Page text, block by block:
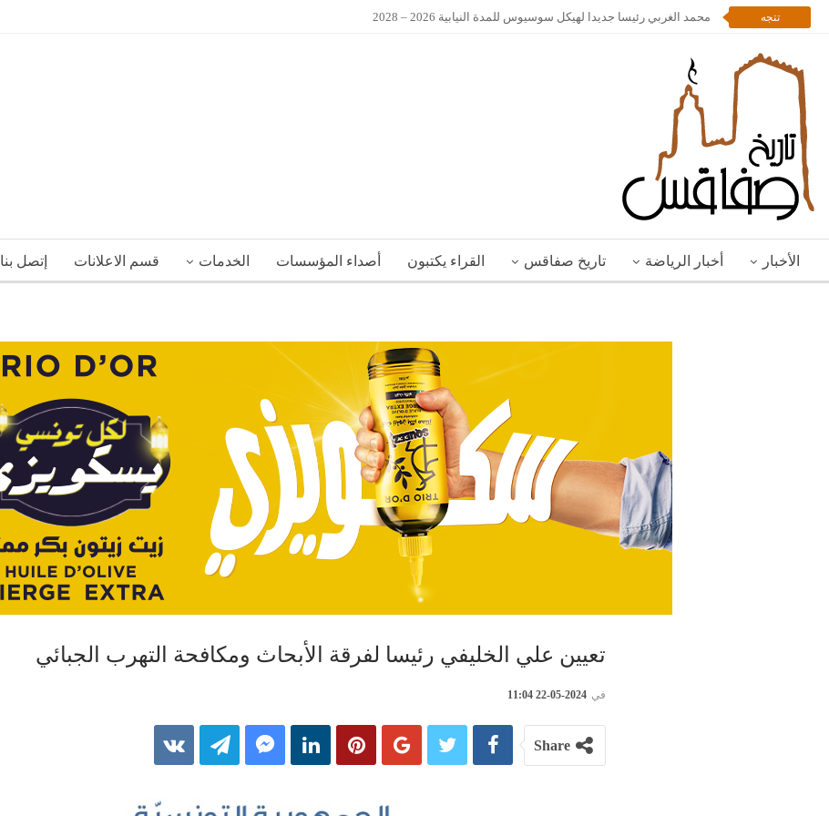
تتجه محمد الغربي رئيسا جديدا لهيكل سوسيوس للمدة النيابية 2026 – 2028
الأخبار أخبار الرياضة تاريخ صفاقس القراء يكتبون أصداء المؤسسات الخدمات قسم الاعلانات إتصل بنا
تعيين علي الخليفي رئيسا لفرقة الأبحاث ومكافحة التهرب الجبائي
في 2024-05-22 11:04
Share